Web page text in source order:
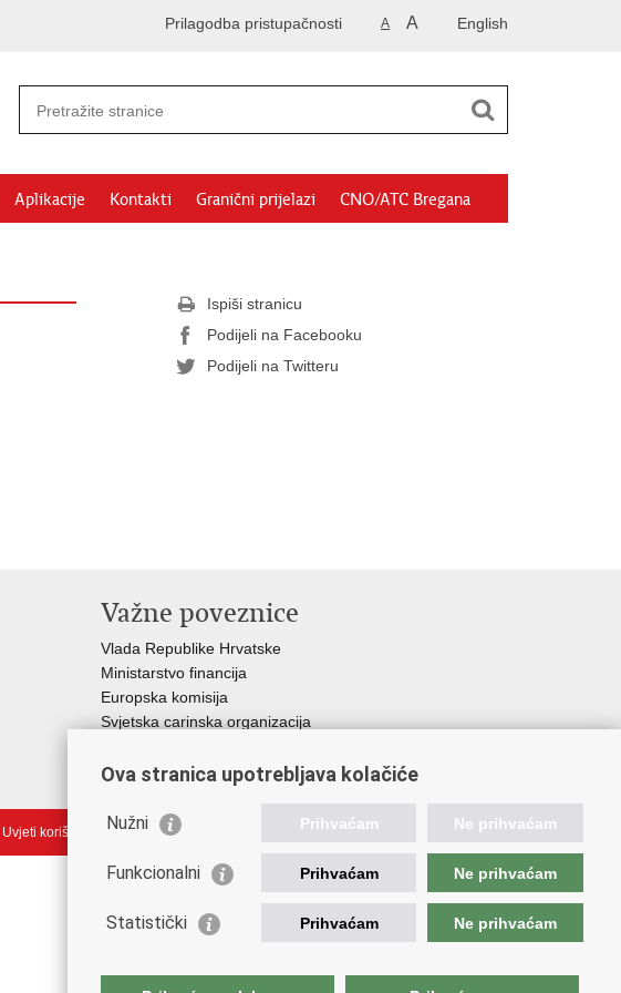
English
A A
Prilagodba pristupačnosti
Aplikacije Kontakti Granični prijelazi CNO/ATC Bregana
Ispiši stranicu
Podijeli na Facebooku
Podijeli na Twitteru
Važne poveznice
Vlada Republike Hrvatske
Ministarstvo financija
Europska komisija
Svjetska carinska organizacija
Porezna uprava
Uvjeti korištenja
Ova stranica upotrebljava kolačiće
Nužni Prihvaćam Ne prihvaćam
Funkcionalni Prihvaćam Ne prihvaćam
Statistički Prihvaćam Ne prihvaćam